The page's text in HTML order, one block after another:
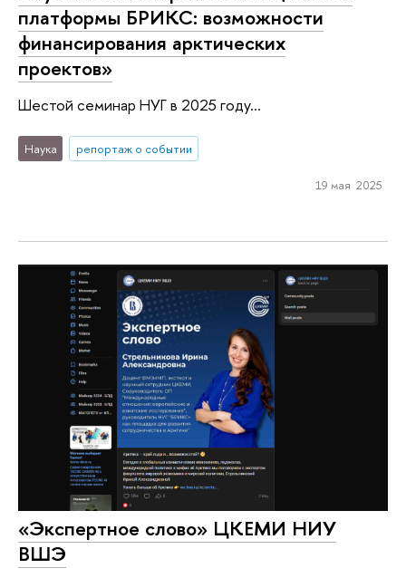
платформы БРИКС: возможности
финансирования арктических
проектов»
Шестой семинар НУГ в 2025 году...
Наука репортаж о событии
19 мая 2025
«Экспертное слово» ЦКЕМИ НИУ
ВШЭ